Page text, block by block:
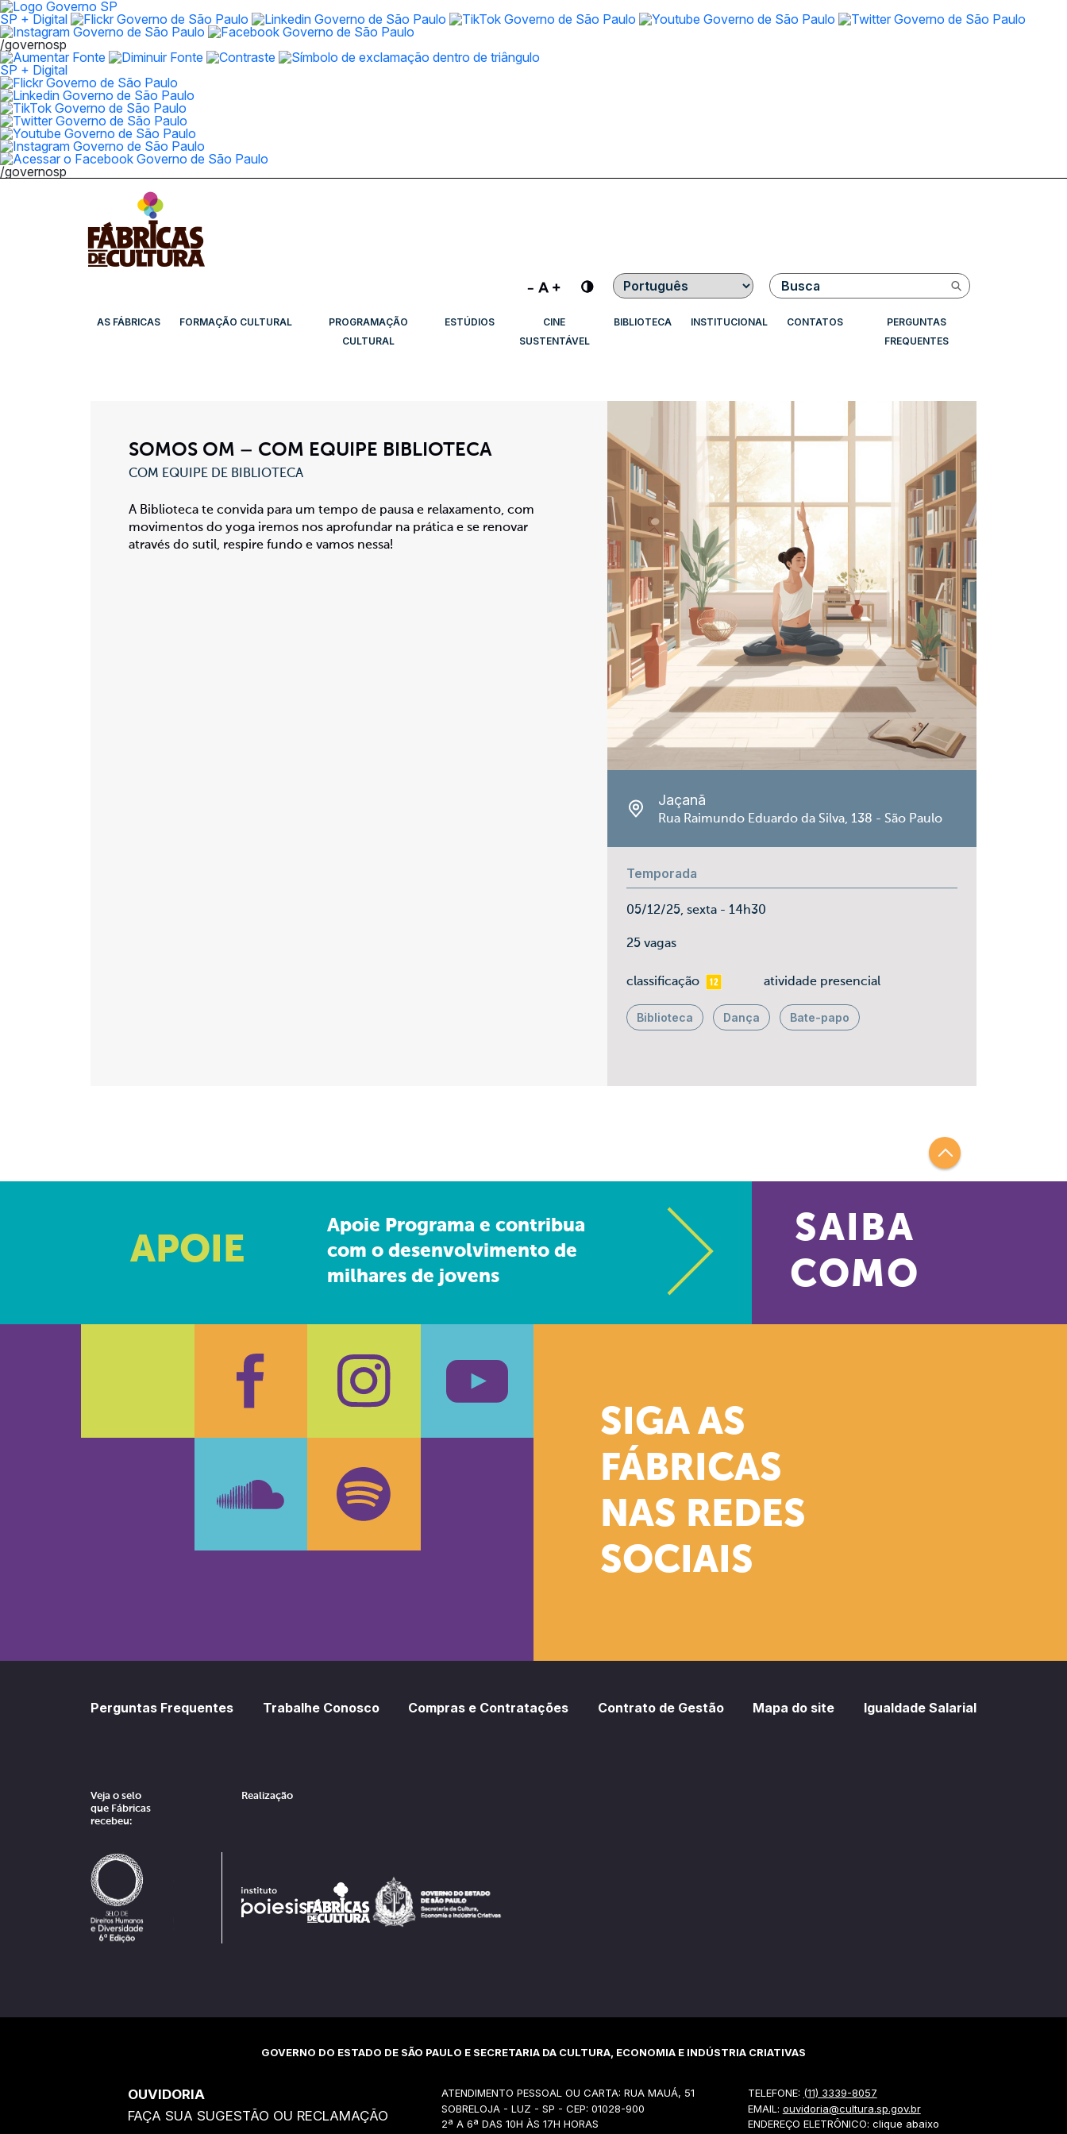
SP + Digital
/governosp
SP + Digital
/governosp
Contraste Buscar
AS FÁBRICAS FORMAÇÃO CULTURAL
PROGRAMAÇÃO
CULTURAL
ESTÚDIOS
CINE
SUSTENTÁVEL
BIBLIOTECA INSTITUCIONAL CONTATOS
PERGUNTAS
FREQUENTES
SOMOS OM – COM EQUIPE BIBLIOTECA
COM EQUIPE DE BIBLIOTECA
A Biblioteca te convida para um tempo de pausa e relaxamento, com
movimentos do yoga iremos nos aprofundar na prática e se renovar
através do sutil, respire fundo e vamos nessa!
Jaçanã
Rua Raimundo Eduardo da Silva, 138 - São Paulo
Temporada
05/12/25, sexta - 14h30
25 vagas
classificaçãomais 12 atividade presencial
Biblioteca Dança Bate-papo
APOIE
Apoie Programa e contribua
com o desenvolvimento de
milhares de jovens
SAIBA
COMO
SIGA AS
FÁBRICAS
NAS REDES
SOCIAIS
FacebookInstagram
Perguntas Frequentes Trabalhe Conosco Compras e Contratações Contrato de Gestão Mapa do site Igualdade Salarial
Veja o selo
que Fábricas
recebeu:
Realização
GOVERNO DO ESTADO DE SÃO PAULO E SECRETARIA DA CULTURA, ECONOMIA E INDÚSTRIA CRIATIVAS
OUVIDORIA
FAÇA SUA SUGESTÃO OU RECLAMAÇÃO
ATENDIMENTO PESSOAL OU CARTA: RUA MAUÁ, 51
SOBRELOJA - LUZ - SP - CEP: 01028-900
2ª A 6ª DAS 10H ÀS 17H HORAS
TELEFONE: (11) 3339-8057
EMAIL: ouvidoria@cultura.sp.gov.br
ENDEREÇO ELETRÔNICO: clique abaixo